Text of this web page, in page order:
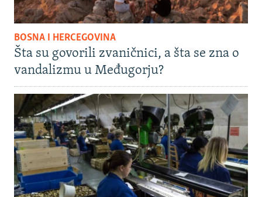
BOSNA I HERCEGOVINA
Šta su govorili zvaničnici, a šta se zna o
vandalizmu u Međugorju?